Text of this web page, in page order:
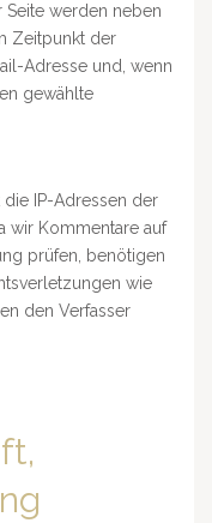
Seite werden neben
Zeitpunkt der
Adresse und, wenn
gewählte
IP-Adressen der
wir Kommentare auf
prüfen, benötigen
wie
den Verfasser